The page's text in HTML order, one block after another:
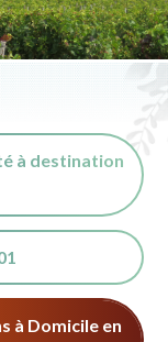
à destination
à Domicile en